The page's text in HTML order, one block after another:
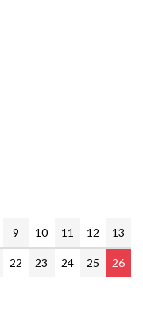
9 10 11 12 13
22 23 24 25
26